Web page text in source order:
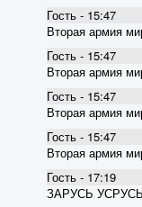
Гость - 15:47
Вторая армия
Гость - 15:47
Вторая армия
Гость - 15:47
Вторая армия
Гость - 15:47
Вторая армия
Гость - 17:19
ЗАРУСЬ